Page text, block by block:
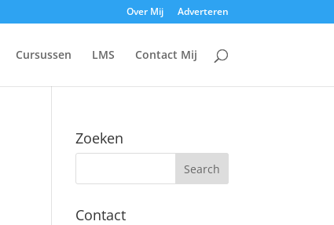
Over Mij Adverteren
Cursussen LMS Contact Mij
Zoeken
Contact